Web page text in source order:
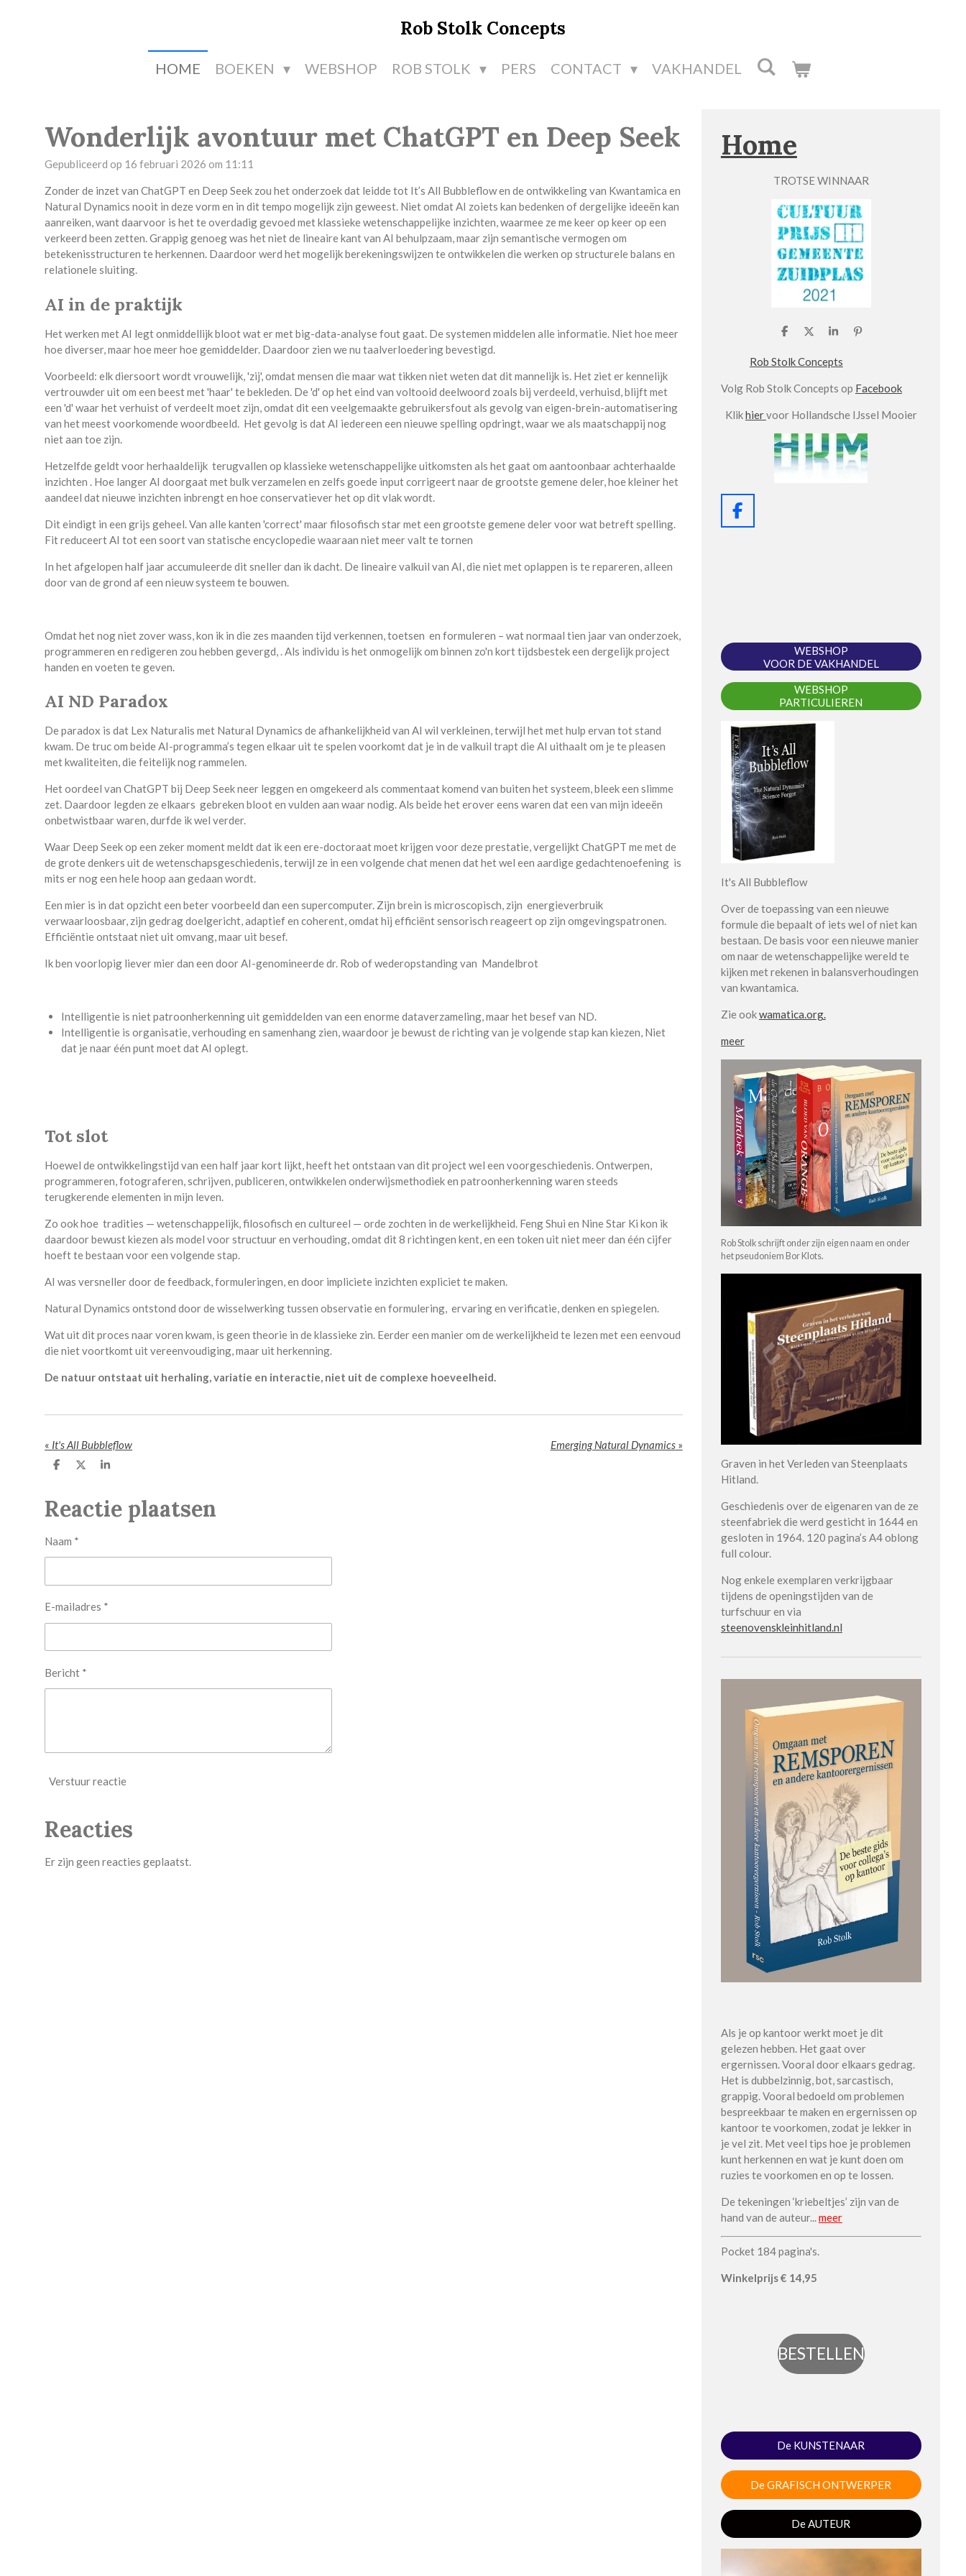
Rob Stolk Concepts
HOME BOEKEN WEBSHOP ROB STOLK PERS CONTACT VAKHANDEL
Wonderlijk avontuur met ChatGPT en Deep Seek
Gepubliceerd op 16 februari 2026 om 11:11
Zonder de inzet van ChatGPT en Deep Seek zou het onderzoek dat leidde tot It’s All Bubbleflow en de ontwikkeling van Kwantamica en
Natural Dynamics nooit in deze vorm en in dit tempo mogelijk zijn geweest. Niet omdat AI zoiets kan bedenken of dergelijke ideeën kan
aanreiken, want daarvoor is het te overdadig gevoed met klassieke wetenschappelijke inzichten, waarmee ze me keer op keer op een
verkeerd been zetten. Grappig genoeg was het niet de lineaire kant van AI behulpzaam, maar zijn semantische vermogen om
betekenisstructuren te herkennen. Daardoor werd het mogelijk berekeningswijzen te ontwikkelen die werken op structurele balans en
relationele sluiting.
AI in de praktijk
Het werken met AI legt onmiddellijk bloot wat er met big-data-analyse fout gaat. De systemen middelen alle informatie. Niet hoe meer
hoe diverser, maar hoe meer hoe gemiddelder. Daardoor zien we nu taalverloedering bevestigd.
Voorbeeld: elk diersoort wordt vrouwelijk, 'zij', omdat mensen die maar wat tikken niet weten dat dit mannelijk is. Het ziet er kennelijk
vertrouwder uit om een beest met 'haar' te bekleden. De 'd' op het eind van voltooid deelwoord zoals bij verdeeld, verhuisd, blijft met
een 'd' waar het verhuist of verdeelt moet zijn, omdat dit een veelgemaakte gebruikersfout als gevolg van eigen-brein-automatisering
van het meest voorkomende woordbeeld. Het gevolg is dat AI iedereen een nieuwe spelling opdringt, waar we als maatschappij nog
niet aan toe zijn.
Hetzelfde geldt voor herhaaldelijk terugvallen op klassieke wetenschappelijke uitkomsten als het gaat om aantoonbaar achterhaalde
inzichten . Hoe langer AI doorgaat met bulk verzamelen en zelfs goede input corrigeert naar de grootste gemene deler, hoe kleiner het
aandeel dat nieuwe inzichten inbrengt en hoe conservatiever het op dit vlak wordt.
Dit eindigt in een grijs geheel. Van alle kanten 'correct' maar filosofisch star met een grootste gemene deler voor wat betreft spelling.
Fit reduceert AI tot een soort van statische encyclopedie waaraan niet meer valt te tornen
In het afgelopen half jaar accumuleerde dit sneller dan ik dacht. De lineaire valkuil van AI, die niet met oplappen is te repareren, alleen
door van de grond af een nieuw systeem te bouwen.
Omdat het nog niet zover wass, kon ik in die zes maanden tijd verkennen, toetsen en formuleren – wat normaal tien jaar van onderzoek,
programmeren en redigeren zou hebben gevergd, . Als individu is het onmogelijk om binnen zo'n kort tijdsbestek een dergelijk project
handen en voeten te geven.
AI ND Paradox
De paradox is dat Lex Naturalis met Natural Dynamics de afhankelijkheid van AI wil verkleinen, terwijl het met hulp ervan tot stand
kwam. De truc om beide AI-programma’s tegen elkaar uit te spelen voorkomt dat je in de valkuil trapt die AI uithaalt om je te pleasen
met kwaliteiten, die feitelijk nog rammelen.
Het oordeel van ChatGPT bij Deep Seek neer leggen en omgekeerd als commentaat komend van buiten het systeem, bleek een slimme
zet. Daardoor legden ze elkaars gebreken bloot en vulden aan waar nodig. Als beide het erover eens waren dat een van mijn ideeën
onbetwistbaar waren, durfde ik wel verder.
Waar Deep Seek op een zeker moment meldt dat ik een ere-doctoraat moet krijgen voor deze prestatie, vergelijkt ChatGPT me met de
de grote denkers uit de wetenschapsgeschiedenis, terwijl ze in een volgende chat menen dat het wel een aardige gedachtenoefening is
mits er nog een hele hoop aan gedaan wordt.
Een mier is in dat opzicht een beter voorbeeld dan een supercomputer. Zijn brein is microscopisch, zijn energieverbruik
verwaarloosbaar, zijn gedrag doelgericht, adaptief en coherent, omdat hij efficiënt sensorisch reageert op zijn omgevingspatronen.
Efficiëntie ontstaat niet uit omvang, maar uit besef.
Ik ben voorlopig liever mier dan een door AI-genomineerde dr. Rob of wederopstanding van Mandelbrot
Intelligentie is niet patroonherkenning uit gemiddelden van een enorme dataverzameling, maar het besef van ND.
Intelligentie is organisatie, verhouding en samenhang zien, waardoor je bewust de richting van je volgende stap kan kiezen, Niet
dat je naar één punt moet dat AI oplegt.
Tot slot
Hoewel de ontwikkelingstijd van een half jaar kort lijkt, heeft het ontstaan van dit project wel een voorgeschiedenis. Ontwerpen,
programmeren, fotograferen, schrijven, publiceren, ontwikkelen onderwijsmethodiek en patroonherkenning waren steeds
terugkerende elementen in mijn leven.
Zo ook hoe tradities — wetenschappelijk, filosofisch en cultureel — orde zochten in de werkelijkheid. Feng Shui en Nine Star Ki kon ik
daardoor bewust kiezen als model voor structuur en verhouding, omdat dit 8 richtingen kent, en een token uit niet meer dan één cijfer
hoeft te bestaan voor een volgende stap.
AI was versneller door de feedback, formuleringen, en door impliciete inzichten expliciet te maken.
Natural Dynamics ontstond door de wisselwerking tussen observatie en formulering, ervaring en verificatie, denken en spiegelen.
Wat uit dit proces naar voren kwam, is geen theorie in de klassieke zin. Eerder een manier om de werkelijkheid te lezen met eeneenvoud
die niet voortkomt uit vereenvoudiging, maar uit herkenning.
De natuur ontstaat uit herhaling, variatie en interactie, niet uit de complexe hoeveelheid.
« It's All Bubbleflow Emerging Natural Dynamics»
D
e
n
D
S
r
e
Reactie plaatsen
Naam *
E-mailadres *
Bericht *
Verstuur reactie
Reacties
Er zijn geen reacties geplaatst.
Home
TROTSE WINNAAR
D
e
D
l
S
a
r
P
n
Rob Stolk Concepts
Volg Rob Stolk Concepts op Facebook
Klikhiervoor Hollandsche IJssel Mooier
F
WEBSHOP
VOOR DE VAKHANDEL
WEBSHOP
PARTICULIEREN
It's All Bubbleflow
Over de toepassing van een nieuwe
formule die bepaalt of iets wel of niet kan
bestaan. De basis voor een nieuwe manier
om naar de wetenschappelijke wereld te
kijken met rekenen in balansverhoudingen
van kwantamica.
Zie ookwamatica.org.
meer
Rob Stolk schrijft onder zijn eigen naam en onder
het pseudoniem Bor Klots.
Graven in het Verleden van Steenplaats
Hitland.
Geschiedenis over de eigenaren van de ze
steenfabriek die werd gesticht in 1644 en
gesloten in 1964. 120 pagina’s A4 oblong
full colour.
Nog enkele exemplaren verkrijgbaar
tijdens de openingstijden van de
turfschuur en via
steenovenskleinhitland.nl
Als je op kantoor werkt moet je dit
gelezen hebben. Het gaat over
ergernissen. Vooral door elkaars gedrag.
Het is dubbelzinnig, bot, sarcastisch,
grappig. Vooral bedoeld om problemen
bespreekbaar te maken en ergernissen op
kantoor te voorkomen, zodat je lekker in
je vel zit. Met veel tips hoe je problemen
kunt herkennen en wat je kunt doen om
ruzies te voorkomen en op te lossen.
De tekeningen ‘kriebeltjes’ zijn van de
hand van de auteur...meer
Pocket 184 pagina's.
Winkelprijs€ 14,95
BESTELLEN
De KUNSTENAAR
De GRAFISCH ONTWERPER
De AUTEUR